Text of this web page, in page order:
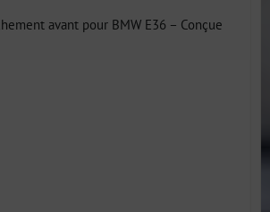
avant pour BMW E36 – Conçue